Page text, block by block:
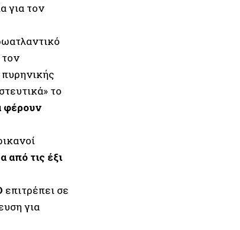
για τον
το
φέρουν
από τις έξι
επιτρέπει σε
για